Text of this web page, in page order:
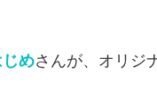
めさんが、オリジ